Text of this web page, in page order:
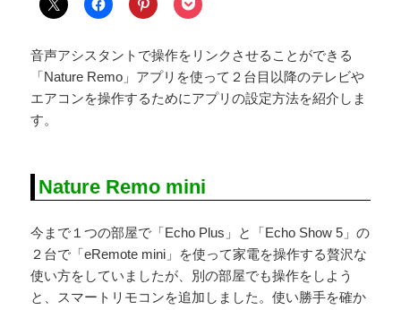
音声アシスタントで操作をリンクさせることができる
「Nature Remo」アプリを使って２台目以降のテレビや
エアコンを操作するためにアプリの設定方法を紹介しま
す。
Nature Remo mini
今まで１つの部屋で「Echo Plus」と「Echo Show 5」の
２台で「eRemote mini」を使って家電を操作する贅沢な
使い方をしていましたが、別の部屋でも操作をしよう
と、スマートリモコンを追加しました。使い勝手を確か